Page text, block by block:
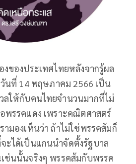
งของประเทศไทยหลังจากรู้ผล
วันที่ 14 พฤษภาคม 2566 เป็น
ลให้กับคนไทยจำนวนมากที่ไม่
พรรคแดง เพราะคณิตศาสตร์
ามองเห็นว่า ถ้าไม่ใช่พรรคส้มก็
ะได้เป็นแกนนำจัดตั้งรัฐบาล
ช่นนั้นจริงๆ พรรคส้มกับพรรค